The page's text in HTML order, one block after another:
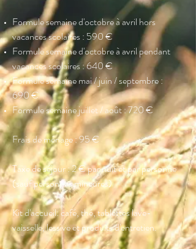
Formule semaine d'octobre à avril hors
vacances scolaires : 590 €
Formule semaine d'octobre à avril pendant
vacances scolaires : 640 €
Formule semaine mai / juin / septembre :
690 €
Formule semaine juillet / août : 720 €
Frais de ménage : 95 €
Taxe de séjour : 2 € par nuit et par personne
(sauf personnes mineures)
Kit d'accueil: café, thé, tablettes lave-
vaisselle, lessive et produits d'entretien.